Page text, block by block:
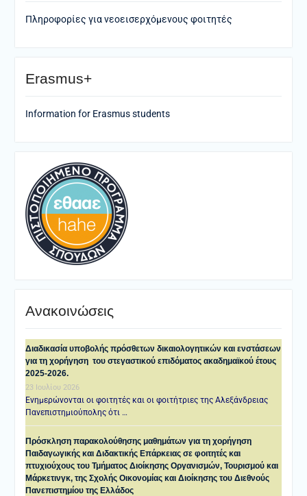
Πληροφορίες για νεοεισερχόμενους φοιτητές
Erasmus+
Information for Erasmus students
Ανακοινώσεις
Διαδικασία υποβολής πρόσθετων δικαιολογητικών και ενστάσεων
για τη χορήγηση του στεγαστικού επιδόματος ακαδημαϊκού έτους
2025-2026.
23 Ιουλίου 2026
Ενημερώνονται οι φοιτητές και οι φοιτήτριες της Αλεξάνδρειας
Πανεπιστημιούπολης ότι …
Πρόσκληση παρακολούθησης μαθημάτων για τη χορήγηση
Παιδαγωγικής και Διδακτικής Επάρκειας σε φοιτητές και
πτυχιούχους του Τμήματος Διοίκησης Οργανισμών, Τουρισμού και
Μάρκετινγκ, της Σχολής Οικονομίας και Διοίκησης του Διεθνούς
Πανεπιστημίου της Ελλάδος